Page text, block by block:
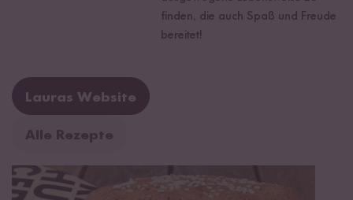
finden, die auch Spaß und Freude
bereitet!
Lauras Website
Alle Rezepte